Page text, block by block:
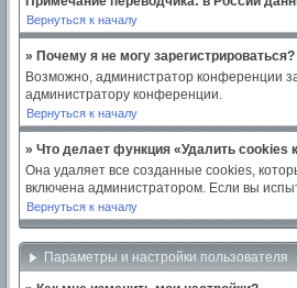
Вернуться к началу
» Почему я не могу зарегистрироваться?
Возможно, администратор конференции
администратору конференции.
Вернуться к началу
» Что делает функция «Удалить cookies
Она удаляет все созданные cookies,
включена администратором. Если вы
Вернуться к началу
Параметры и настройки пользователя